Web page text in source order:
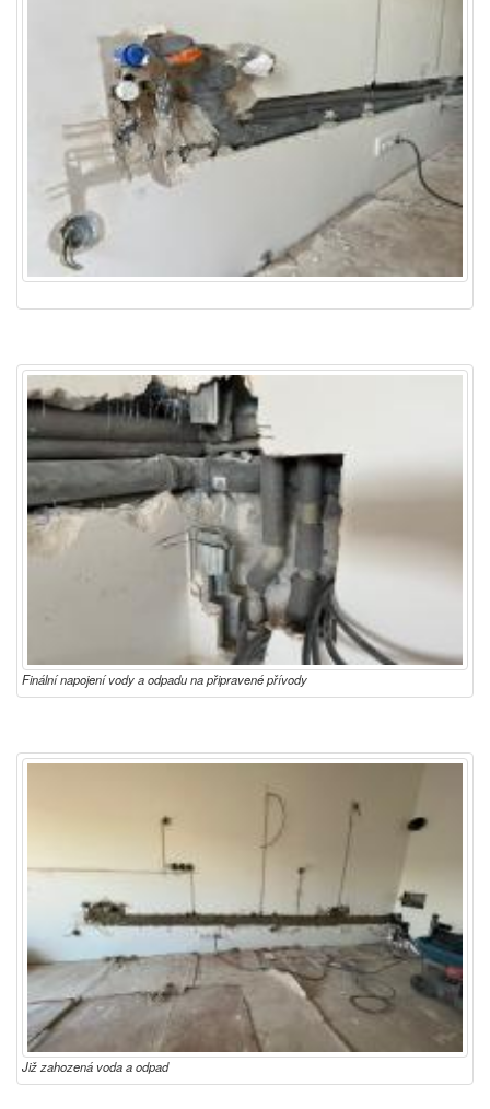
Finální napojení vody a odpadu na připravené přívody
Již zahozená voda a odpad